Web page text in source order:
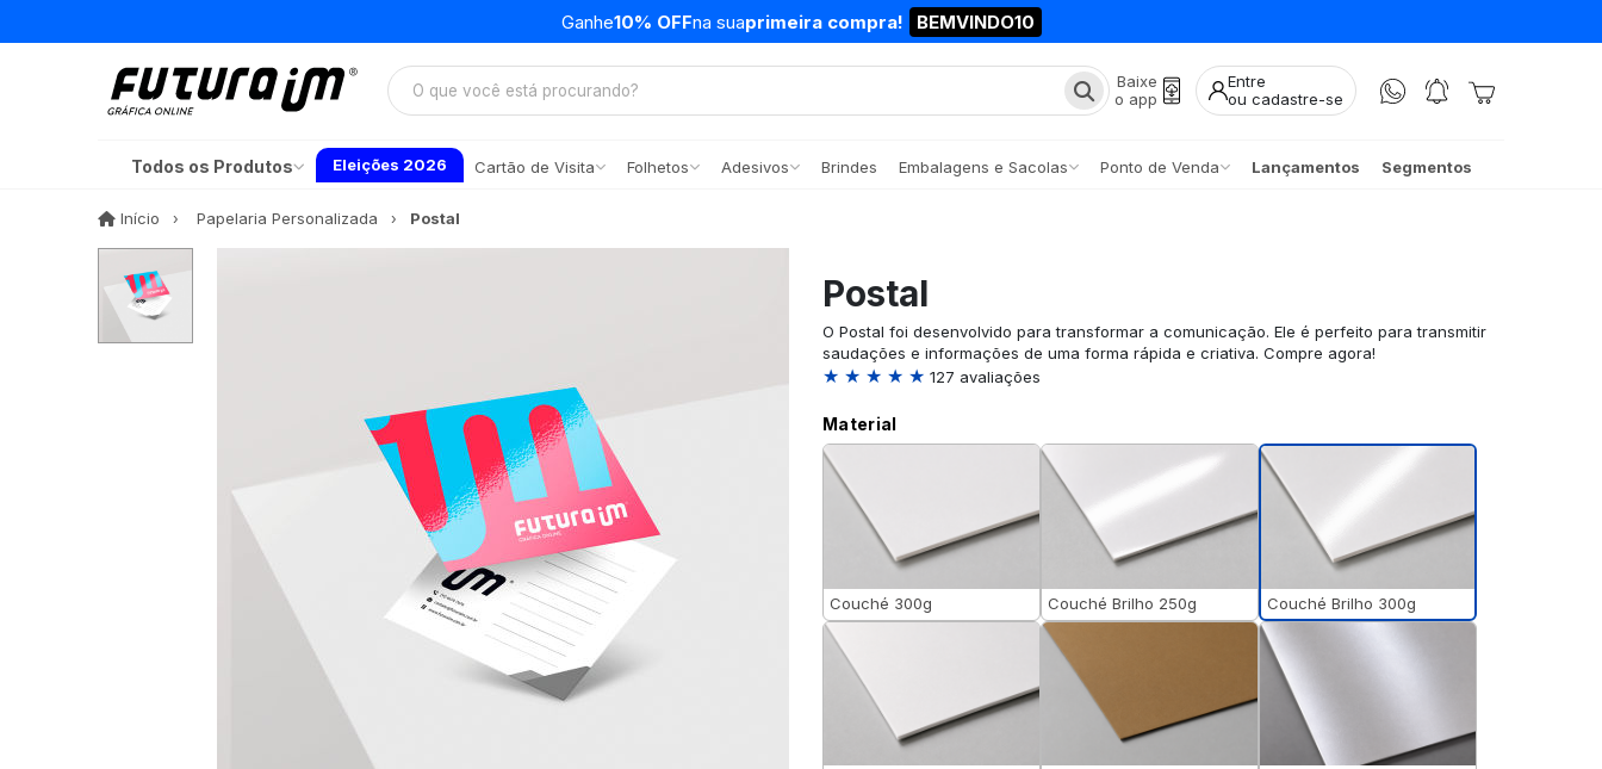
Ganhe10% OFFna suaprimeira compra! BEMVINDO10
Baixe
o app
Entre
ou cadastre-se
Todos os Produtos Eleições 2026 Cartão de Visita Folhetos Adesivos Brindes Embalagens e Sacolas Ponto de Venda Lançamentos Segmentos
Início InícioPapelaria Personalizada Postal
Postal
O Postal foi desenvolvido para transformar a comunicação. Ele é perfeito para transmitir
saudações e informações de uma forma rápida e criativa. Compre agora!
★ ★ ★ ★ ★ 127 avaliações
Material
Couché 300g Couché Brilho 250g Couché Brilho 300g